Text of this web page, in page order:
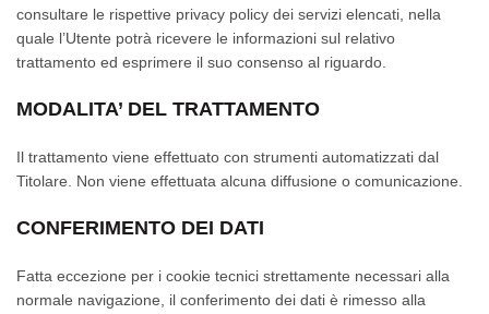
consultare le rispettive privacy policy dei servizi elencati, nella
quale l’Utente potrà ricevere le informazioni sul relativo
trattamento ed esprimere il suo consenso al riguardo.
MODALITA’ DEL TRATTAMENTO
Il trattamento viene effettuato con strumenti automatizzati dal
Titolare. Non viene effettuata alcuna diffusione o comunicazione.
CONFERIMENTO DEI DATI
Fatta eccezione per i cookie tecnici strettamente necessari alla
normale navigazione, il conferimento dei dati è rimesso alla